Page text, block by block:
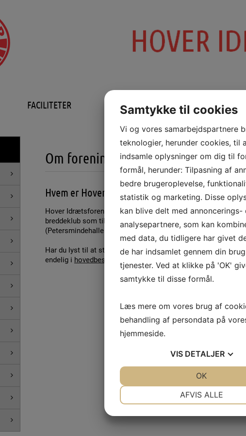
FACILITETER SPORTSGRENE
Om foreningen
Hvem er Hover Idrætsforening
Hover Idrætsforening er din lokale idrætsforening for
breddeklub som tilbyder mange forskellige sportsgrene. Vi
(Petersmindehallen og Hover Stadion) - læs mere under
Har du lyst til at starte en ny aktivitet eller sportsgren i
endelig i hovedbestyrelsen
Samtykke til cookies
Vi og vores samarbejdspartnere
teknologier, herunder cookies, til
indsamle oplysninger om dig til
formål, herunder: Tilpasning af
bedre brugeroplevelse,
statistik og marketing. Disse
kan blive delt med annoncerings-
analysepartnere, som kan
med data, du tidligere har givet
de har indsamlet gennem din
tjenester. Ved at klikke på 'OK'
samtykke til disse formål.
Læs mere om vores brug af
behandling af persondata på
hjemmeside.
VIS DETALJER
AFVIS ALLE
OK